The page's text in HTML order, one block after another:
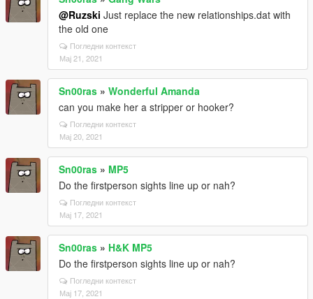
@Ruzski Just replace the new relationships.dat with
the old one
Погледни контекст
Мај 21, 2021
Sn00ras » Wonderful Amanda
can you make her a stripper or hooker?
Погледни контекст
Мај 20, 2021
Sn00ras » MP5
Do the firstperson sights line up or nah?
Погледни контекст
Мај 17, 2021
Sn00ras » H&K MP5
Do the firstperson sights line up or nah?
Погледни контекст
Мај 17, 2021